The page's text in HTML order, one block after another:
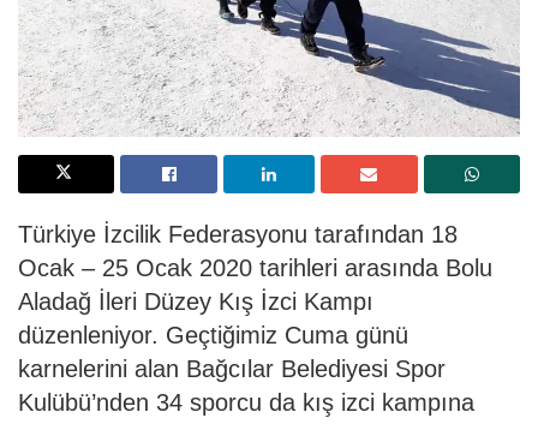
Türkiye İzcilik Federasyonu tarafından 18
Ocak – 25 Ocak 2020 tarihleri arasında Bolu
Aladağ İleri Düzey Kış İzci Kampı
düzenleniyor. Geçtiğimiz Cuma günü
karnelerini alan Bağcılar Belediyesi Spor
Kulübü’nden 34 sporcu da kış izci kampına